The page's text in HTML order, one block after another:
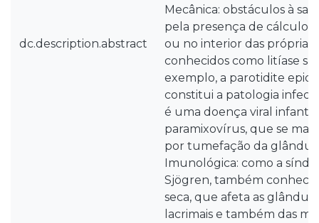
dc.description.abstract
Mecânica: obstáculos à
pela presença de cálculos
ou no interior das próprias
conhecidos como litíase
exemplo, a parotidite
constitui a patologia
é uma doença viral infantil
paramixovírus, que se
por tumefação da
Imunológica: como a
Sjögren, também
seca, que afeta as
lacrimais e também das